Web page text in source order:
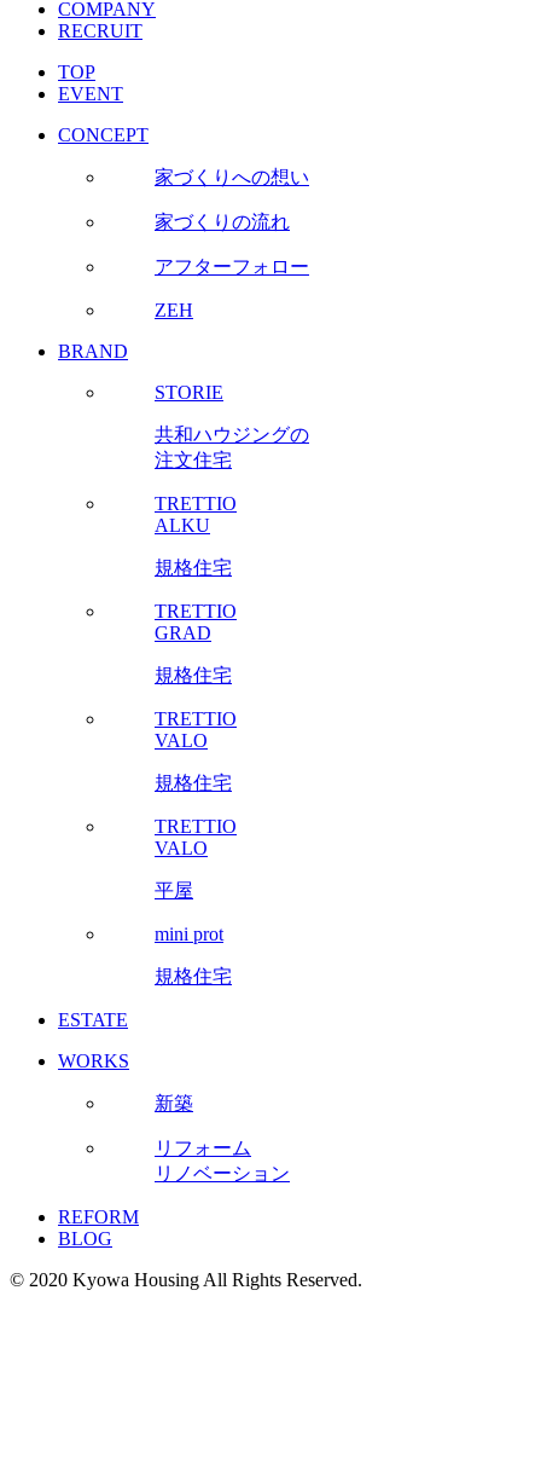
COMPANY
RECRUIT
TOP
EVENT
CONCEPT
家づくりへの想い
家づくりの流れ
アフターフォロー
ZEH
BRAND
STORIE
共和ハウジングの
注文住宅
TRETTIO
ALKU
規格住宅
TRETTIO
GRAD
規格住宅
TRETTIO
VALO
規格住宅
TRETTIO
VALO
平屋
mini prot
規格住宅
ESTATE
WORKS
新築
リフォーム
リノベーション
REFORM
BLOG
© 2020 Kyowa Housing All Rights Reserved.